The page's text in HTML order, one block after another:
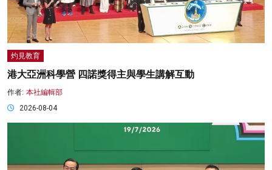
灼見教育
港大亞洲科學營 四諾獎得主與學生講解互動
作者: 本社編輯部
2026-08-04